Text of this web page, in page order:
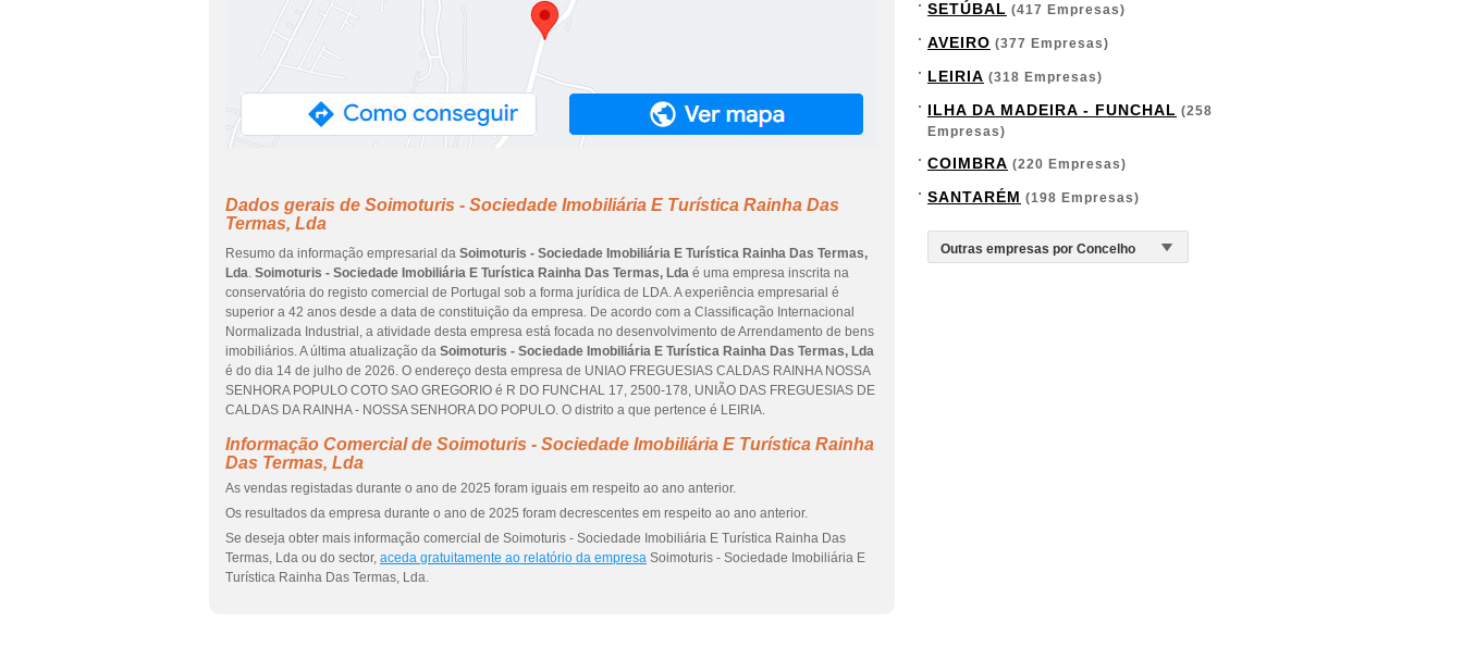
Dados gerais de Soimoturis - Sociedade Imobiliária E Turística Rainha Das
Termas, Lda
Resumo da informação empresarial da Soimoturis - Sociedade Imobiliária E Turística Rainha Das Termas,
Lda. Soimoturis - Sociedade Imobiliária E Turística Rainha Das Termas, Lda é uma empresa inscrita na
conservatória do registo comercial de Portugal sob a forma jurídica de LDA. A experiência empresarial é
superior a 42 anos desde a data de constituição da empresa. De acordo com a Classificação Internacional
Normalizada Industrial, a atividade desta empresa está focada no desenvolvimento de Arrendamento de bens
imobiliários. A última atualização da Soimoturis - Sociedade Imobiliária E Turística Rainha Das Termas, Lda
é do dia 14 de julho de 2026. O endereço desta empresa de UNIAO FREGUESIAS CALDAS RAINHA NOSSA
SENHORA POPULO COTO SAO GREGORIO é R DO FUNCHAL 17, 2500-178, UNIÃO DAS FREGUESIAS DE
CALDAS DA RAINHA - NOSSA SENHORA DO POPULO. O distrito a que pertence é LEIRIA.
Informação Comercial de Soimoturis - Sociedade Imobiliária E Turística Rainha
Das Termas, Lda
As vendas registadas durante o ano de 2025 foram iguais em respeito ao ano anterior.
Os resultados da empresa durante o ano de 2025 foram decrescentes em respeito ao ano anterior.
Se deseja obter mais informação comercial de Soimoturis - Sociedade Imobiliária E Turística Rainha Das
Termas, Lda ou do sector, aceda gratuitamente ao relatório da empresa Soimoturis - Sociedade Imobiliária E
Turística Rainha Das Termas, Lda.
SETÚBAL (417 Empresas)
AVEIRO (377 Empresas)
LEIRIA (318 Empresas)
ILHA DA MADEIRA - FUNCHAL (258
Empresas)
COIMBRA (220 Empresas)
SANTARÉM (198 Empresas)